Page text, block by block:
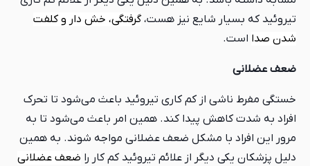
تیروئید که بسیار شایع نیز هست،گرفتگی، خش دار و کلفت
شدن صدا است.
ضعف عضلانی
خستگی مفرط ناشی از کم کاری تیروئید باعث می‌شود تا تحرک
افراد به شدت کاهش پیدا کند. همین امر باعث می‌شود تا به
مرور این افراد با مشکل ضعف عضلانی مواجه شوند. به همین
دلیل پزشکان یکی دیگر از علائم تیروئید کم کار را ضعف عضلانی